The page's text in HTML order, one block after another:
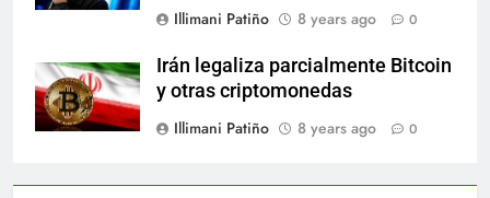
Illimani Patiño
8 years ago 0
Irán legaliza parcialmente Bitcoin
y otras criptomonedas
Illimani Patiño
8 years ago 0